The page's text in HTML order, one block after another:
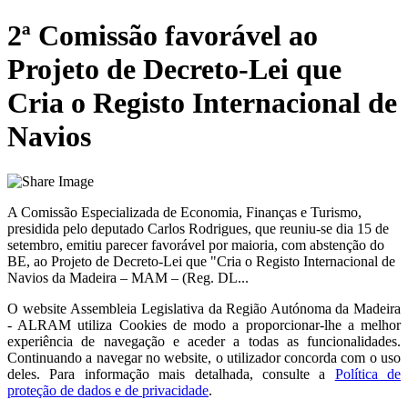
2ª Comissão favorável ao
Projeto de Decreto-Lei que
Cria o Registo Internacional de
Navios
A Comissão Especializada de Economia, Finanças e Turismo,
presidida pelo deputado Carlos Rodrigues, que reuniu-se dia 15 de
setembro, emitiu parecer favorável por maioria, com abstenção do
BE, ao Projeto de Decreto-Lei que "Cria o Registo Internacional de
Navios da Madeira – MAM – (Reg. DL...
O website Assembleia Legislativa da Região Autónoma da Madeira
- ALRAM utiliza Cookies de modo a proporcionar-lhe a melhor
experiência de navegação e aceder a todas as funcionalidades.
Continuando a navegar no website, o utilizador concorda com o uso
deles. Para informação mais detalhada, consulte a
Política de
proteção de dados e de privacidade.